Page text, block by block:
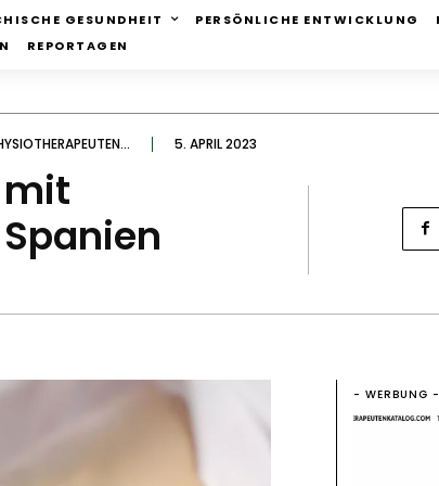
GESUNDHEIT PERSÖNLICHE ENTWICKLUNG
REPORTAGEN
5. APRIL 2023
mit
- WERBUNG